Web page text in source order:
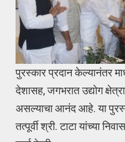
पुरस्कार प्रदान केल्यानंतर
देशासह, जगभरात उद्योग
असल्याचा आनंद आहे. या
तत्पूर्वी श्री. टाटा यांच्या